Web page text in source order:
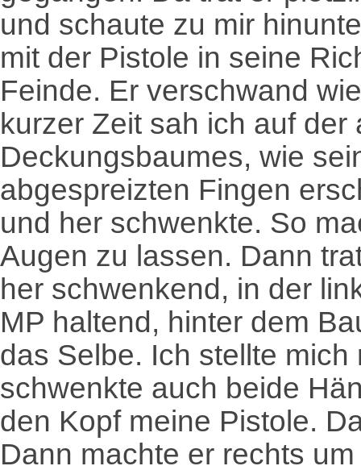
und schaute zu mir
mit der Pistole in seine
Feinde. Er verschwand
kurzer Zeit sah ich auf
Deckungsbaumes, wie
abgespreizten Fingen
und her schwenkte. So
Augen zu lassen. Dann
her schwenkend, in der
MP haltend, hinter dem
das Selbe. Ich stellte
schwenkte auch beide
den Kopf meine Pistole.
Dann machte er rechts